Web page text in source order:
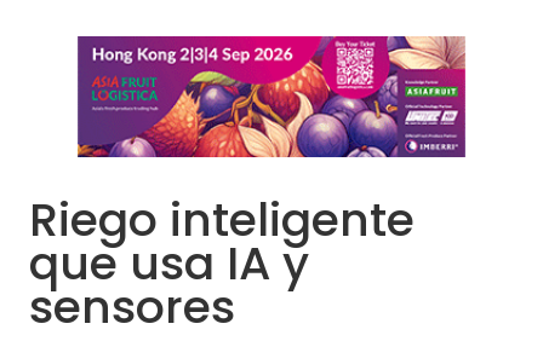
Riego inteligente
que usa IA y
sensores